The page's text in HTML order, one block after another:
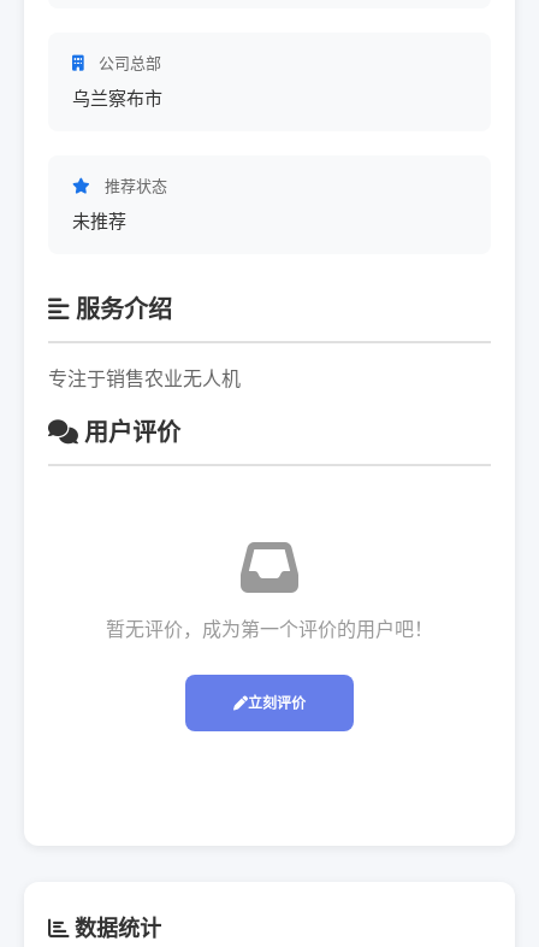
公司总部
乌兰察布市
推荐状态
未推荐
服务介绍
专注于销售农业无人机
用户评价
暂无评价，成为第一个评价的用户吧！
立刻评价
数据统计